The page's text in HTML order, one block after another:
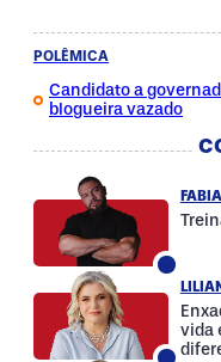
POLÊMICA
Candidato a
blogueira vazado
vida